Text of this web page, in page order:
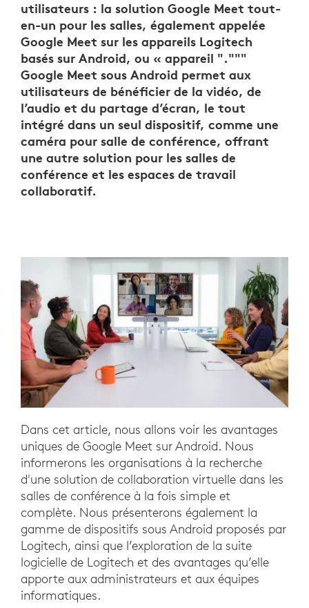
utilisateurs : la solution Google Meet tout-
en-un pour les salles, également appelée
Google Meet sur les appareils Logitech
basés sur Android, ou « appareil "."""
Google Meet sous Android permet aux
utilisateurs de bénéficier de la vidéo, de
l’audio et du partage d’écran, le tout
intégré dans un seul dispositif, comme une
caméra pour salle de conférence, offrant
une autre solution pour les salles de
conférence et les espaces de travail
collaboratif.
Dans cet article, nous allons voir les avantages
uniques de Google Meet sur Android. Nous
informerons les organisations à la recherche
d'une solution de collaboration virtuelle dans les
salles de conférence à la fois simple et
complète. Nous présenterons également la
gamme de dispositifs sous Android proposés par
Logitech, ainsi que l’exploration de la suite
logicielle de Logitech et des avantages qu’elle
apporte aux administrateurs et aux équipes
informatiques.